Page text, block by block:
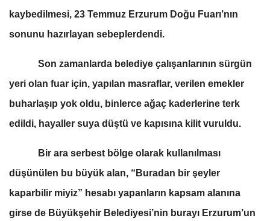
kaybedilmesi, 23 Temmuz Erzurum Doğu Fuarı’nın
sonunu hazırlayan sebeplerdendi.
Son zamanlarda belediye çalışanlarının sürgün
yeri olan fuar için, yapılan masraflar, verilen emekler
buharlaşıp yok oldu, binlerce ağaç kaderlerine terk
edildi, hayaller suya düştü ve kapısına kilit vuruldu.
Bir ara serbest bölge olarak kullanılması
düşünülen bu büyük alan, “Buradan bir şeyler
kaparbilir miyiz” hesabı yapanların kapsam alanına
girse de Büyükşehir Belediyesi’nin burayı Erzurum’un